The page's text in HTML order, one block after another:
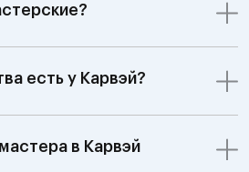
есть у Карвэй?
в Карвэй